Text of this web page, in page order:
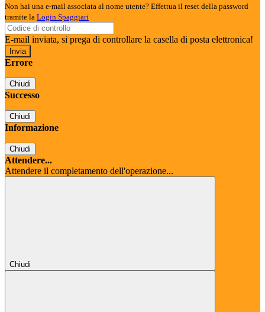
Non hai una e-mail associata al nome utente? Effettua il reset della password
tramite la Login Spaggiari
E-mail inviata, si prega di controllare la casella di posta elettronica!
Errore
Chiudi
Successo
Chiudi
Informazione
Chiudi
Attendere...
Attendere il completamento dell'operazione...
Chiudi